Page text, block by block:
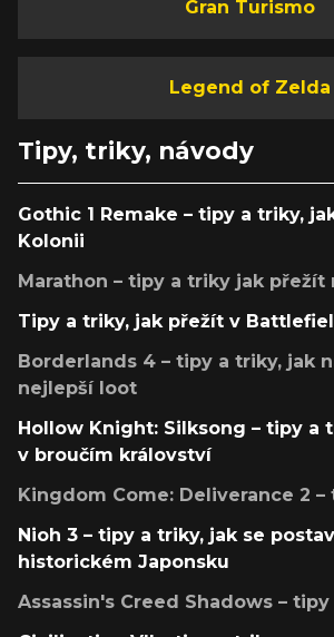
Gran Turismo
Legend of Zelda
Tipy, triky, návody
Gothic 1 Remake – tipy a triky,
Kolonii
Marathon – tipy a triky jak přežít
Tipy a triky, jak přežít v
Borderlands 4 – tipy a triky, jak
nejlepší loot
Hollow Knight: Silksong – tipy a
v broučím království
Kingdom Come: Deliverance 2
Nioh 3 – tipy a triky, jak se
historickém Japonsku
Assassin's Creed Shadows –